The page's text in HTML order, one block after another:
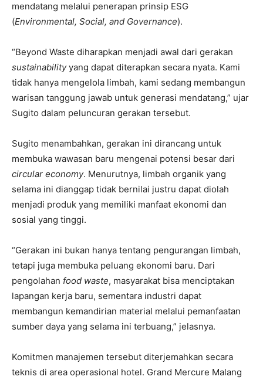
mendatang melalui penerapan prinsip ESG
(Environmental, Social, and Governance).
“Beyond Waste diharapkan menjadi awal dari gerakan
sustainabilityyang dapat diterapkan secara nyata. Kami
tidak hanya mengelola limbah, kami sedang membangun
warisan tanggung jawab untuk generasi mendatang,” ujar
Sugito dalam peluncuran gerakan tersebut.
Sugito menambahkan, gerakan ini dirancang untuk
membuka wawasan baru mengenai potensi besar dari
circular economy. Menurutnya, limbah organik yang
selama ini dianggap tidak bernilai justru dapat diolah
menjadi produk yang memiliki manfaat ekonomi dan
sosial yang tinggi.
“Gerakan ini bukan hanya tentang pengurangan limbah,
tetapi juga membuka peluang ekonomi baru. Dari
pengolahan food waste, masyarakat bisa menciptakan
lapangan kerja baru, sementara industri dapat
membangun kemandirian material melalui pemanfaatan
sumber daya yang selama ini terbuang,” jelasnya.
Komitmen manajemen tersebut diterjemahkan secara
teknis di area operasional hotel. Grand Mercure Malang